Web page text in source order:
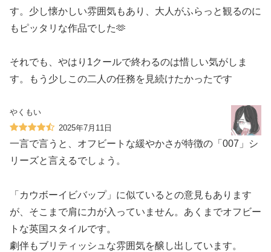
す。少し懐かしい雰囲気もあり、大人がふらっと観るのに
もピッタリな作品でした🫶
それでも、やはり1クールで終わるのは惜しい気がしま
す。もう少しこの二人の任務を見続けたかったです
やくもい
2025年7月11日
一言で言うと、オフビートな緩やかさが特徴の「007」シ
リーズと言えるでしょう。
「カウボーイビバップ」に似ているとの意見もあります
が、そこまで肩に力が入っていません。あくまでオフビー
トな英国スタイルです。
劇伴もブリティッシュな雰囲気を醸し出しています。